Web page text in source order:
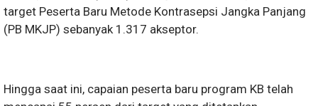
target Peserta Baru Metode Kontrasepsi Jangka Panjang
(PB MKJP) sebanyak 1.317 akseptor.
Hingga saat ini, capaian peserta baru program KB telah